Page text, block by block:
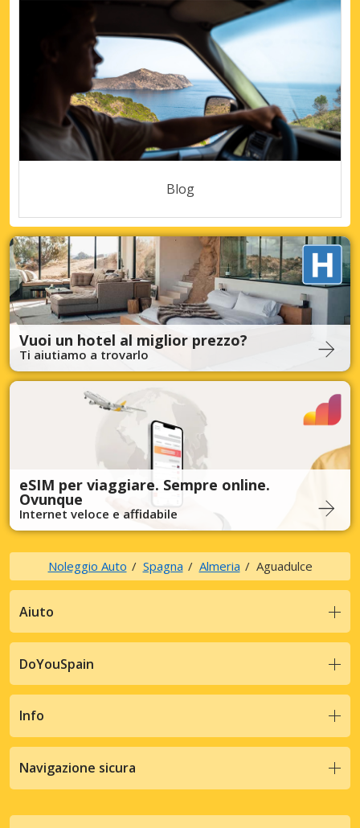
Blog
Vuoi un hotel al miglior prezzo?
Ti aiutiamo a trovarlo
eSIM per viaggiare. Sempre online.
Ovunque
Internet veloce e affidabile
Noleggio Auto Spagna Almeria Aguadulce
Aiuto
DoYouSpain
Info
Navigazione sicura